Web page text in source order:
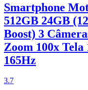
Smartphone
512GB 24GB
Boost) 3
Zoom 100x
165Hz
3.7